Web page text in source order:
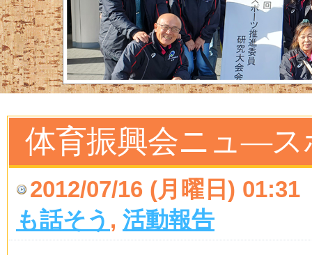
体育振興会ニュ―ス
2012/07/16 (月曜日) 01:31
も話そう , 活動報告